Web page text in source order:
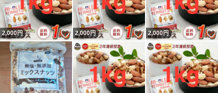
2,000円 いいね！
2,000円 いいね！
2,000円